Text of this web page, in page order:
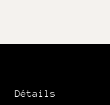
Détails